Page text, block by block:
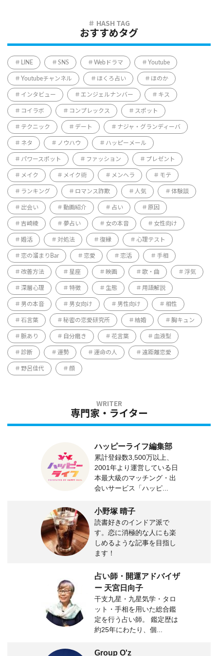
おすすめタグ
LINE SNS Webドラマ Youtube
Youtubeチャンネル ほくろ占い ほのか
インタビュー エンジェルナンバー キス
コイラボ コンプレックス スポット
テクニック デート ナジャ・グランディーバ
ネタ ノウハウ ハッピーメール
パワースポット ファッション プレゼント
メイク メイク術 メンヘラ モテ
ランキング ロマンス詐欺 人気 体験談
出会い 動画紹介 占い 原因
吉崎綾 夢占い 女の本音 女性向け
婚活 対処法 復縁 心理テスト
恋の溜まりBar 恋愛 恋活 手相
改善方法 星座 映画 歌・曲 浮気
深層心理 特徴 生態 用語解説
男の本音 男女向け 男性向け 相性
石言葉 秘密の恋愛研究所 結婚 胸キュン
脈あり 自分磨き 花言葉 血液型
診断 運勢 運命の人 遠距離恋愛
野呂佳代 顔
専門家・ライター
ハッピーライフ編集部
累計登録数3,500万以上、
2001年より運営している日
本最大級のマッチング・出
会いサービス「ハッピ...
小野塚 晴子
読書好きのインドア派で
す。恋に消極的な人にも楽
しめるような記事を目指し
ます！
占い師・開運アドバイザ
ー 天宮日向子
干支九星・九星気学・タロ
ット・手相を用いた総合鑑
定を行う占い師。 鑑定歴は
約25年にわたり、個...
Group O'z